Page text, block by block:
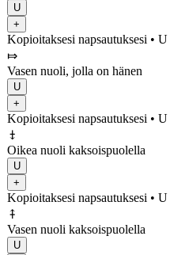
U
+
Kopioitaksesi napsautuksesi • U
⤇
Vasen nuoli, jolla on hänen
U
+
Kopioitaksesi napsautuksesi • U
⤈
Oikea nuoli kaksoispuolella
U
+
Kopioitaksesi napsautuksesi • U
⤉
Vasen nuoli kaksoispuolella
U